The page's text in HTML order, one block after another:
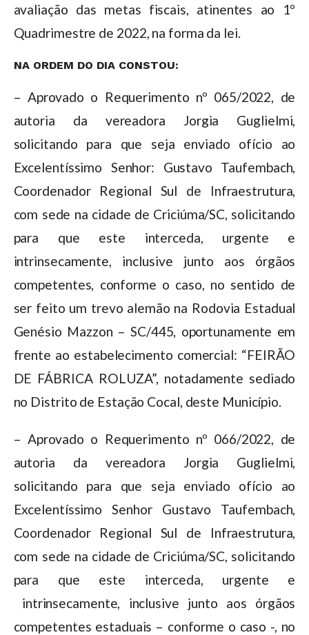
avaliação das metas fiscais, atinentes ao 1º
Quadrimestre de 2022, na forma da lei.
NA ORDEM DO DIA CONSTOU:
– Aprovado o Requerimento nº 065/2022, de
autoria da vereadora Jorgia Guglielmi,
solicitando para que seja enviado ofício ao
Excelentíssimo Senhor: Gustavo Taufembach,
Coordenador Regional Sul de Infraestrutura,
com sede na cidade de Criciúma/SC, solicitando
para que este interceda, urgente e
intrinsecamente, inclusive junto aos órgãos
competentes, conforme o caso, no sentido de
ser feito um trevo alemão na Rodovia Estadual
Genésio Mazzon – SC/445, oportunamente em
frente ao estabelecimento comercial: “FEIRÃO
DE FÁBRICA ROLUZA”, notadamente sediado
no Distrito de Estação Cocal, deste Município.
– Aprovado o Requerimento nº 066/2022, de
autoria da vereadora Jorgia Guglielmi,
solicitando para que seja enviado ofício ao
Excelentíssimo Senhor Gustavo Taufembach,
Coordenador Regional Sul de Infraestrutura,
com sede na cidade de Criciúma/SC, solicitando
para que este interceda, urgente e
intrinsecamente, inclusive junto aos órgãos
competentes estaduais – conforme o caso -, no